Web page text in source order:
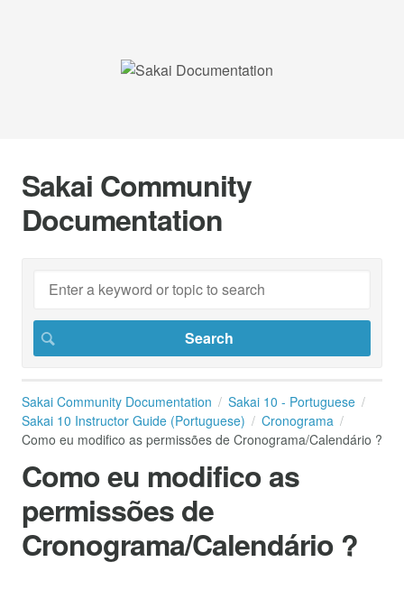
Sakai Community
Documentation
Sakai Community Documentation
Sakai 10 - Portuguese
Sakai 10 Instructor Guide (Portuguese)
Cronograma
Como eu modifico as permissões de Cronograma/Calendário ?
Como eu modifico as
permissões de
Cronograma/Calendário ?